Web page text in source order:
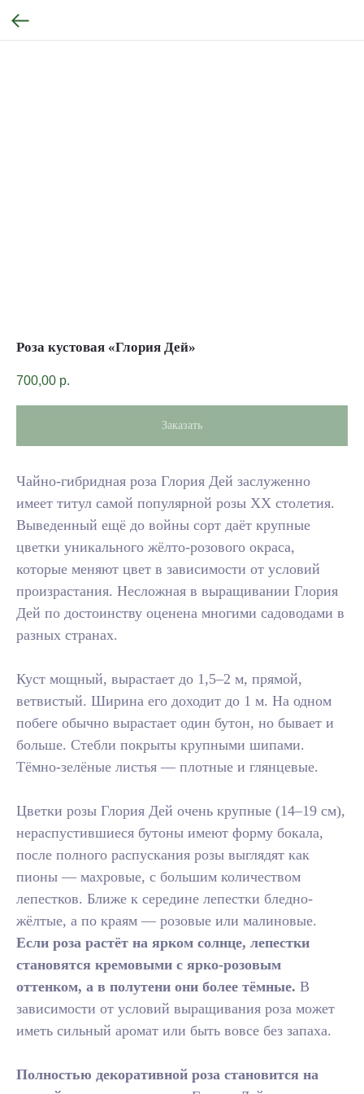
Роза кустовая «Глория Дей»
700,00 р.
Заказать
Чайно-гибридная роза Глория Дей заслуженно
имеет титул самой популярной розы XX столетия.
Выведенный ещё до войны сорт даёт крупные
цветки уникального жёлто-розового окраса,
которые меняют цвет в зависимости от условий
произрастания. Несложная в выращивании Глория
Дей по достоинству оценена многими садоводами в
разных странах.
Куст мощный, вырастает до 1,5–2 м, прямой,
ветвистый. Ширина его доходит до 1 м. На одном
побеге обычно вырастает один бутон, но бывает и
больше. Стебли покрыты крупными шипами.
Тёмно-зелёные листья — плотные и глянцевые.
Цветки розы Глория Дей очень крупные (14–19 см),
нераспустившиеся бутоны имеют форму бокала,
после полного распускания розы выглядят как
пионы — махровые, с большим количеством
лепестков. Ближе к середине лепестки бледно-
жёлтые, а по краям — розовые или малиновые.
Если роза растёт на ярком солнце, лепестки
становятся кремовыми с ярко-розовым
оттенком, а в полутени они более тёмные. В
зависимости от условий выращивания роза может
иметь сильный аромат или быть вовсе без запаха.
Полностью декоративной роза становится на